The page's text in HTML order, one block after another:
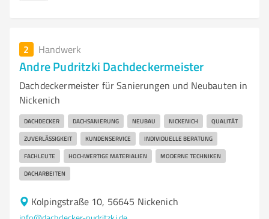
2 Handwerk
Andre Pudritzki Dachdeckermeister
Dachdeckermeister für Sanierungen und Neubauten in
Nickenich
DACHDECKER DACHSANIERUNG NEUBAU NICKENICH QUALITÄT
ZUVERLÄSSIGKEIT KUNDENSERVICE INDIVIDUELLE BERATUNG
FACHLEUTE HOCHWERTIGE MATERIALIEN MODERNE TECHNIKEN
DACHARBEITEN
Kolpingstraße 10, 56645 Nickenich